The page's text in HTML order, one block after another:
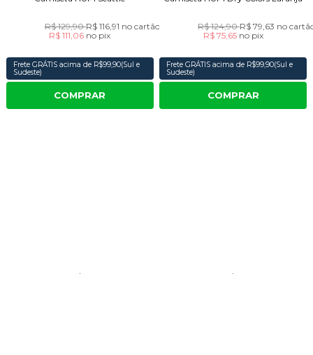
R$ 129,90R$ 116,91 no cartão
R$ 111,06 no pix
Frete GRÁTIS acima de R$99,90(Sul e
Sudeste)
COMPRAR
R$ 124,90R$ 79,63 no
R$ 75,65 no pix
Frete GRÁTIS acima de R$99,90(Sul e
Sudeste)
COMPRAR